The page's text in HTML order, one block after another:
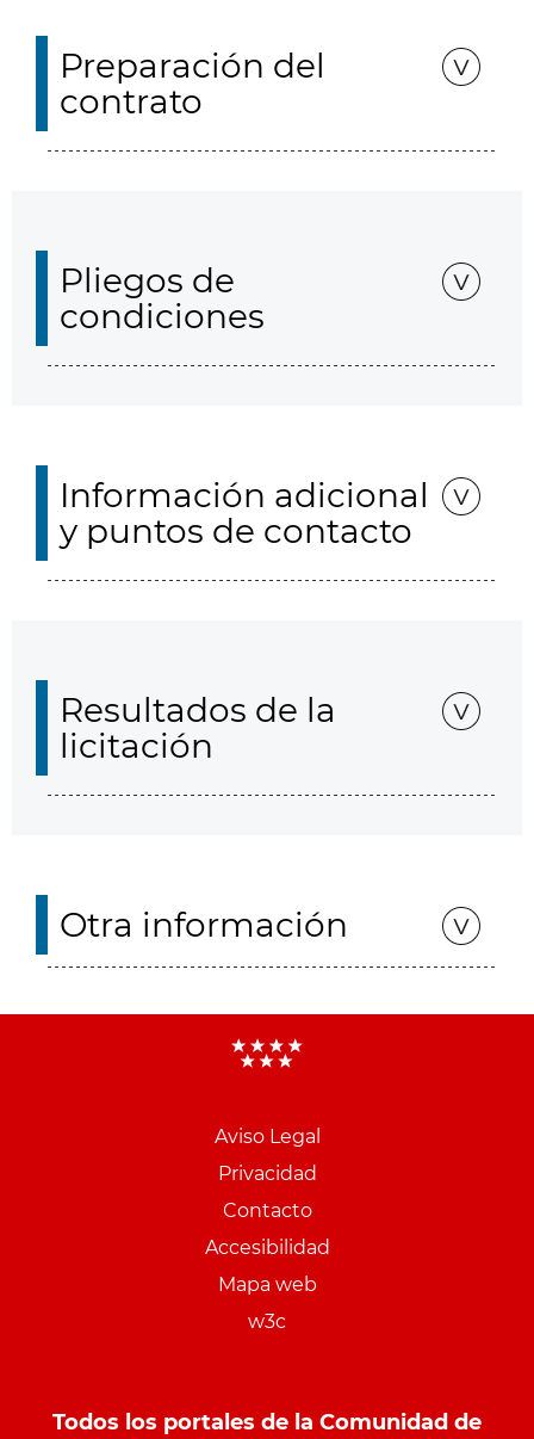
Preparación del
contrato
Pliegos de
condiciones
Información adicional
y puntos de contacto
Resultados de la
licitación
Otra información
Aviso Legal
Privacidad
Contacto
Accesibilidad
Mapa web
w3c
Todos los portales de la Comunidad de